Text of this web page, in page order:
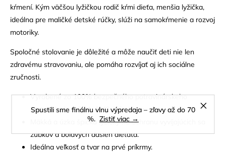
Spustili sme finálnu vlnu výpredaja – zľavy až do 70
%. Zistiť viac →
kŕmení. Kým väčšou lyžičkou rodič kŕmi dieťa, menšia lyžička,
ideálna pre maličké detské rúčky, slúži na samokŕmenie a rozvoj
motoriky.
Spoločné stolovanie je dôležité a môže naučiť deti nie len
zdravému stravovaniu, ale pomáha rozvíjať aj ich sociálne
zručnosti.
Vyrobené zo 100% bezpečného potravinárskeho
materiálu, bez BPA, PVC či ftalátov.
Mäkká a úzka špička lyžičky na ochranu vyvíjajúcich sa
zúbkov a boľavých ďasien dieťaťa.
Ideálna veľkosť a tvar na prvé príkrmy.